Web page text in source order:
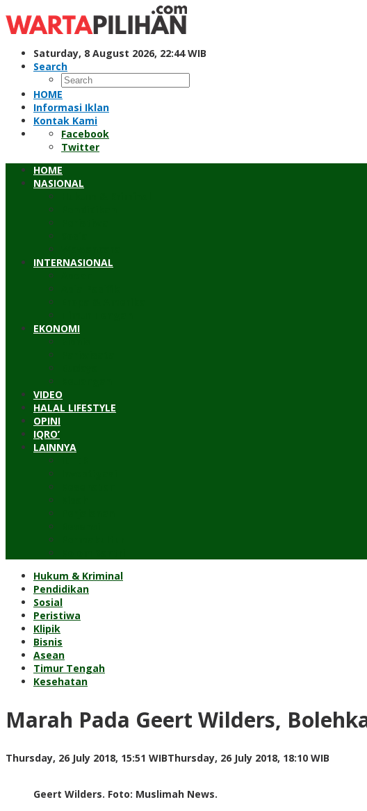
to
content
Saturday, 8 August 2026, 22:44 WIB
Search
HOME
Informasi Iklan
Kontak Kami
Facebook
Twitter
HOME
NASIONAL
INTERNASIONAL
EKONOMI
VIDEO
HALAL LIFESTYLE
OPINI
IQRO’
LAINNYA
Hukum & Kriminal
Pendidikan
Sosial
Peristiwa
Klipik
Bisnis
Asean
Timur Tengah
Kesehatan
Marah Pada Geert Wilders,
Thursday, 26 July 2018, 15:51 WIBThursday, 26 July 2018, 18:10 WIB
Geert Wilders. Foto: Muslimah News.